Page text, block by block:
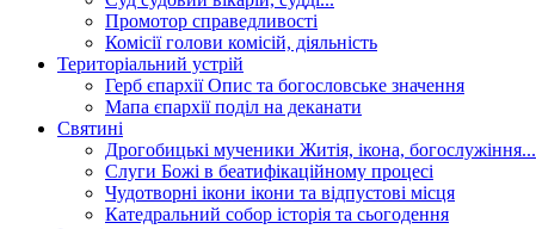
Промотор справедливості
Комісіїголови комісій, діяльність
Територіальний устрій
Герб єпархіїОпис та богословське значення
Мапа єпархіїподіл на деканати
Святині
Дрогобицькі мученики Житія, ікона, богослужіння...
Слуги Божі в беатифікаційному процесі
Чудотворні ікони ікони та відпустові місця
Катедральний собор історія та сьогодення